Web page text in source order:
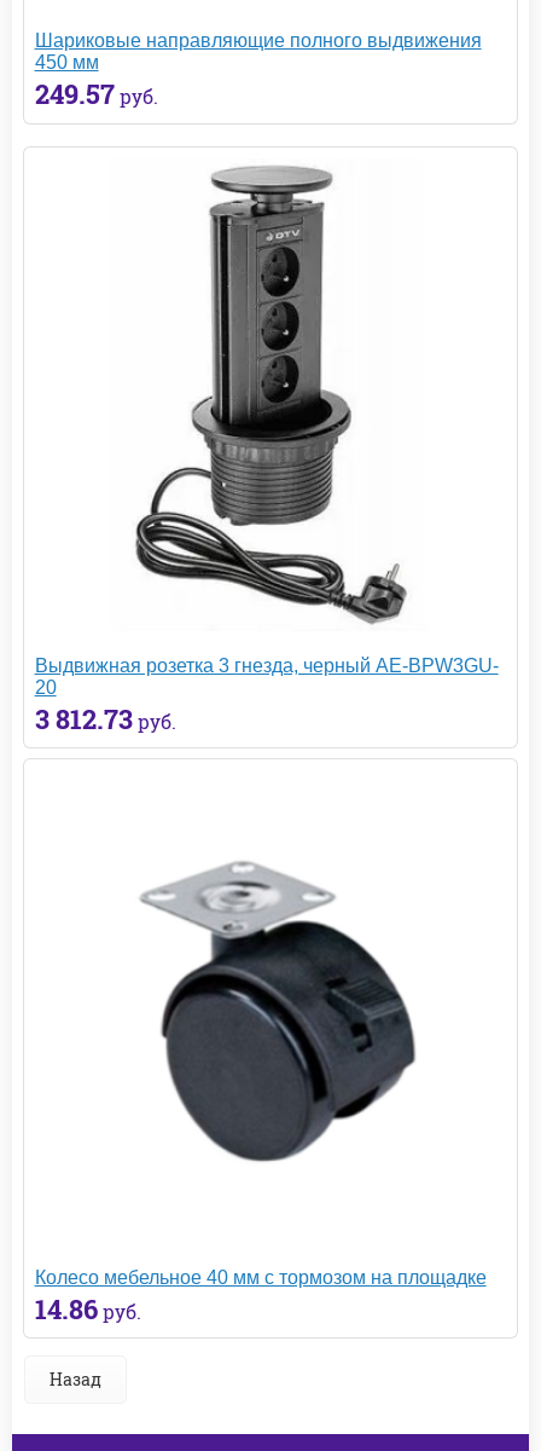
Шариковые направляющие полного выдвижения
450 мм
249.57 руб.
Выдвижная розетка 3 гнезда, черный AE-BPW3GU-
20
3 812.73 руб.
Колесо мебельное 40 мм с тормозом на площадке
14.86 руб.
Назад